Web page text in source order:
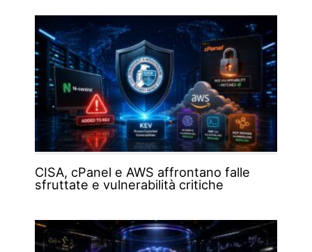
CISA, cPanel e AWS affrontano falle
sfruttate e vulnerabilità critiche